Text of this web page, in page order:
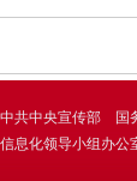
中共中央宣传部 国
息化领导小组办公